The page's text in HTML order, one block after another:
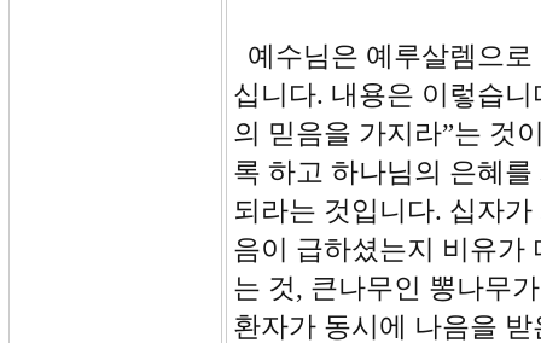
예수님은 예루살렘으
십니다. 내용은 이렇습
의 믿음을 가지라”는 것
록 하고 하나님의 은혜
되라는 것입니다. 십자
음이 급하셨는지 비유가
는 것, 큰나무인 뽕나무
환자가 동시에 나음을